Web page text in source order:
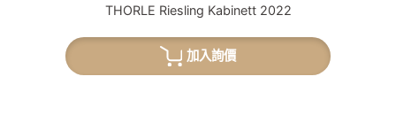
THORLE Riesling Kabinett 2022
加入詢價